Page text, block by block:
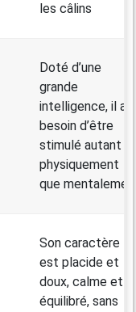
les câlins
Doté d’une
grande
intelligence, il a
besoin d’être
stimulé autant
physiquement
que
Son caractère
est placide et
doux, calme et
équilibré, sans